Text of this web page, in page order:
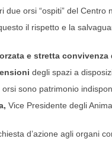
due orsi “ospiti” del Centro
il rispetto e la
e stretta convivenza
degli spazi a
sono patrimonio
Vice Presidente degli
d’azione agli organi